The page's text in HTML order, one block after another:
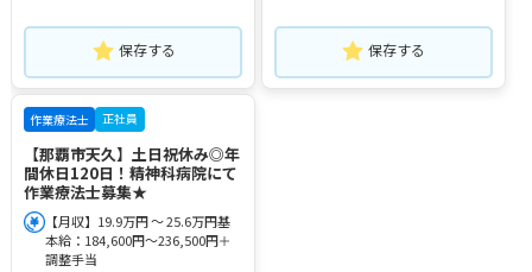
保存する 保存する
作業療法士 正社員
【那覇市天久】土日祝休み◎年
間休日120日！精神科病院にて
作業療法士募集★
【月収】19.9万円 ～ 25.6万円基
本給：184,600円～236,500円＋
調整手当